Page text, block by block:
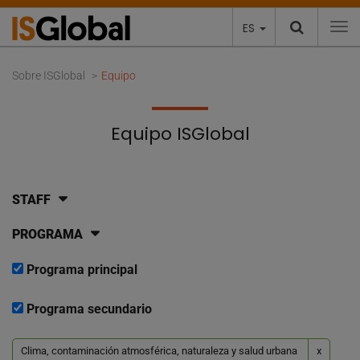
ES
Sobre ISGlobal Equipo
Equipo ISGlobal
STAFF
PROGRAMA
Programa principal
Programa secundario
Clima, contaminación atmosférica, naturaleza y salud urbana x